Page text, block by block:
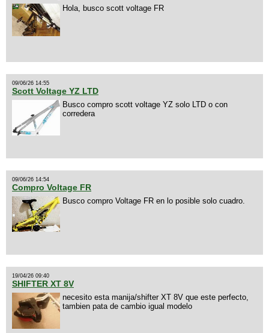
Hola, busco scott voltage FR
09/06/26 14:55
Scott Voltage YZ LTD
Busco compro scott voltage YZ solo LTD o con
corredera
09/06/26 14:54
Compro Voltage FR
Busco compro Voltage FR en lo posible solo cuadro.
19/04/26 09:40
SHIFTER XT 8V
necesito esta manija/shifter XT 8V que este perfecto,
tambien pata de cambio igual modelo